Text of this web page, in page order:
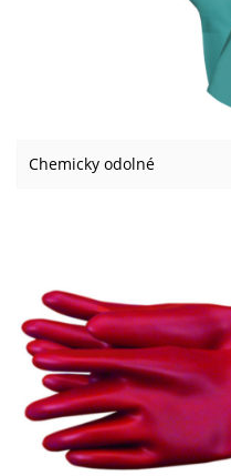
Chemicky odolné